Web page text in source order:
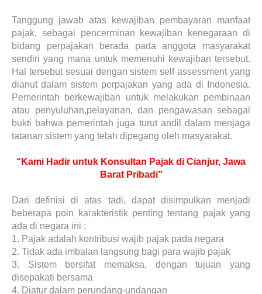
Tanggung jawab atas kewajiban pembayaran manfaat
pajak, sebagai pencerminan kewajiban kenegaraan di
bidang perpajakan berada pada anggota masyarakat
sendiri yang mana untuk memenuhi kewajiban tersebut.
Hal tersebut sesuai dengan sistem self assessment yang
dianut dalam sistem perpajakan yang ada di Indonesia.
Pemerintah berkewajiban untuk melakukan pembinaan
atau penyuluhan,pelayanan, dan pengawasan sebagai
bukti bahwa pemerintah juga turut andil dalam menjaga
tatanan sistem yang telah dipegang oleh masyarakat.
“Kami Hadir untuk Konsultan Pajak di Cianjur, Jawa
Barat Pribadi”
Dari definisi di atas tadi, dapat disimpulkan menjadi
beberapa poin karakteristik penting tentang pajak yang
ada di negara ini :
1. Pajak adalah kontribusi wajib pajak pada negara
2. Tidak ada imbalan langsung bagi para wajib pajak
3.
Sistem bersifat memaksa, dengan tujuan yang
disepakati bersama
4. Diatur dalam perundang-undangan